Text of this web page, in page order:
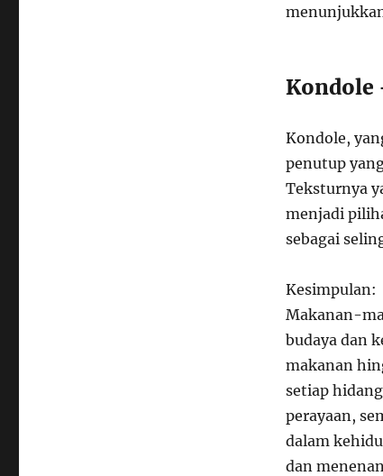
Kondole
Kondole,
penutup
Teksturnya
menjadi
sebagai
Kesimpulan:
Makanan-
budaya dan
makanan
setiap
perayaan,
dalam
dan